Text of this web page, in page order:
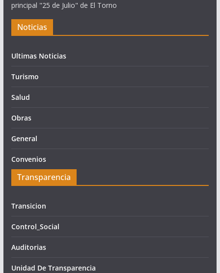
principal "25 de Julio" de El Torno
Noticias
Ultimas Noticias
Turismo
Salud
Obras
General
Convenios
Transparencia
Transicion
Control_Social
Auditorias
Unidad De Transparencia